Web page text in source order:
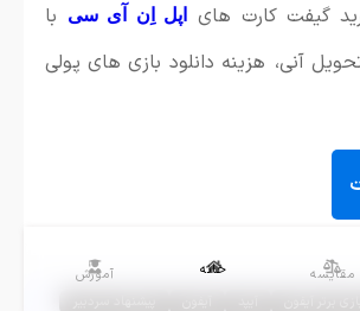
آموزش خانه مقایسه
گیفت کارت هایاپل اِن آی سی با
آنی، هزینه دانلود بازی های پولی